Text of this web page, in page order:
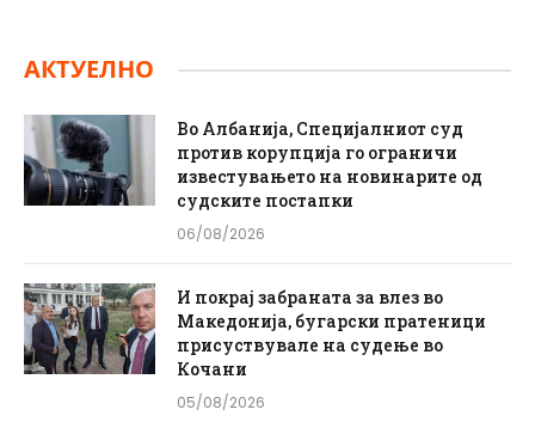
АКТУЕЛНО
Во Албанија, Специјалниот суд
против корупција го ограничи
известувањето на новинарите од
судските постапки
06/08/2026
И покрај забраната за влез во
Македонија, бугарски пратеници
присуствувале на судење во
Кочани
05/08/2026